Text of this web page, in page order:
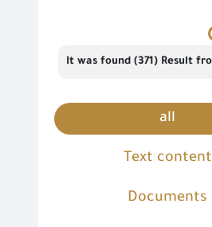
all
Text content
Documents